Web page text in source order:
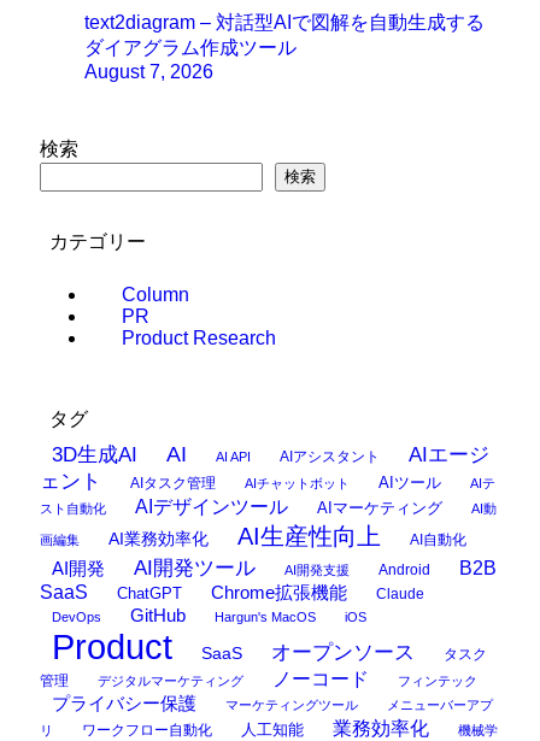
text2diagram – 対話型AIで図解を自動生成する
ダイアグラム作成ツール
August 7, 2026
検索
検索
カテゴリー
Column
PR
Product Research
タグ
3D生成AI AI AI API AIアシスタント
AIエージ
ェント
AIタスク管理 AIチャットボット AIツール
AIテ
スト自動化
AIデザインツール AIマーケティング AI動
画編集 AI業務効率化 AI生産性向上 AI自動化
AI開発 AI開発ツール AI開発支援 Android
B2B
SaaS
ChatGPT Chrome拡張機能 Claude
DevOps GitHub Hargun's MacOS iOS
Product SaaS オープンソース
タスク
管理
デジタルマーケティング ノーコード フィンテック
プライバシー保護 マーケティングツール
メニューバーアプ
リ
ワークフロー自動化 人工知能 業務効率化 機械学